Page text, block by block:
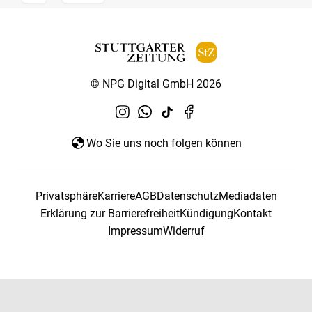
© NPG Digital GmbH 2026
Wo Sie uns noch folgen können
PrivatsphäreKarriereAGBDatenschutzMediadaten
Erklärung zur BarrierefreiheitKündigungKontakt
ImpressumWiderruf